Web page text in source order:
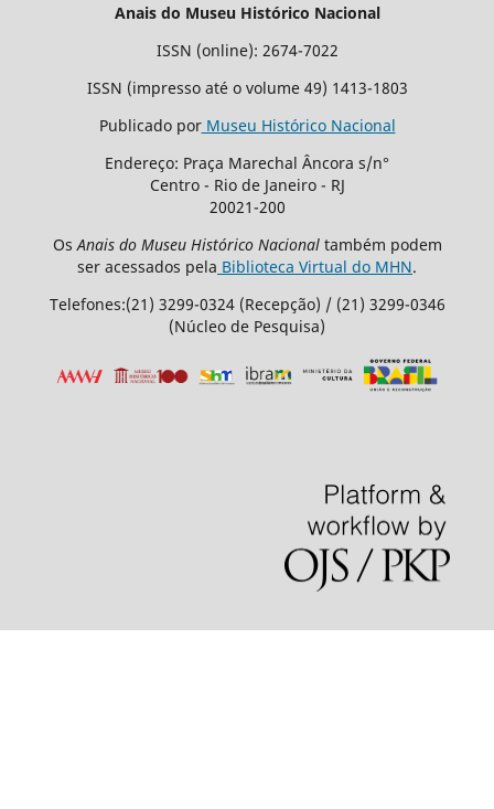
Anais do Museu Histórico Nacional
ISSN (online): 2674-7022
ISSN (impresso até o volume 49) 1413-1803
Publicado porMuseu Histórico Nacional
Endereço: Praça Marechal Âncora s/n°
Centro - Rio de Janeiro - RJ
20021-200
Os Anais do Museu Histórico Nacionaltambém podem
ser acessados pela Biblioteca Virtual do MHN.
Telefones:(21) 3299-0324 (Recepção) / (21) 3299-0346
(Núcleo de Pesquisa)